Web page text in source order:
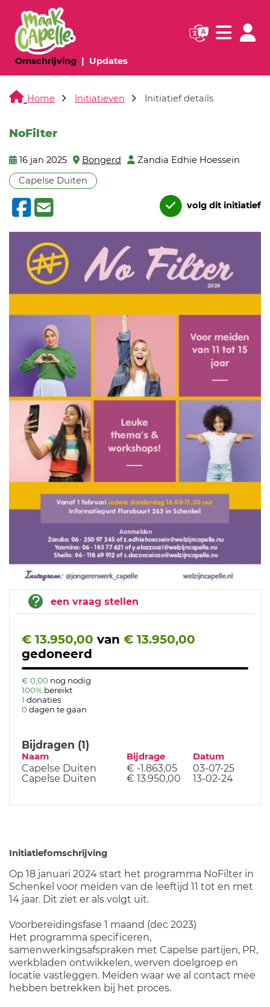
Omschrijving(huidige pagina)
Updates(huidige pagina)
Navigatie
Home Initiatieven Initiatief details
NoFilter
16 jan 2025 Bongerd
Zandia Edhie Hoessein
Capelse Duiten
volg dit initiatief
een vraag stellen
€ 13.950,00 van € 13.950,00
gedoneerd
€ 0,00 nog nodig
100% bereikt
1 donaties
0 dagen te gaan
Bijdragen (1)
Naam Bijdrage Datum
Capelse Duiten € -1.863,05
03-07-25
Capelse Duiten
€ 13.950,00 13-02-24
Initiatiefomschrijving
Op 18 januari 2024 start het programma NoFilter in
Schenkel voor meiden van de leeftijd 11 tot en met
14 jaar. Dit ziet er als volgt uit.
Voorbereidingsfase 1 maand (dec 2023)
Het programma specificeren,
samenwerkingsafspraken met Capelse partijen, PR,
werkbladen ontwikkelen, werven doelgroep en
locatie vastleggen. Meiden waar we al contact mee
hebben betrekken bij het proces.